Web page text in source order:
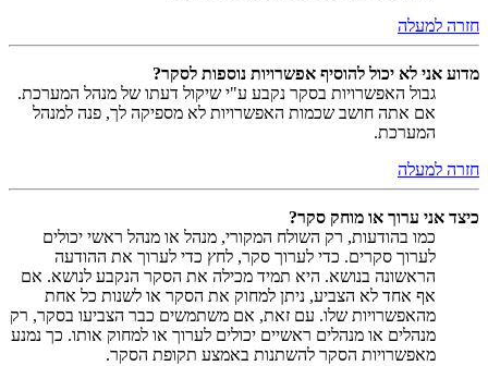
חזרה למעלה
מדוע אני לא יכול להוסיף אפשרויות נוספות לסקר?
גבול האפשרויות בסקר נקבע ע"י שיקול דעתו של מנהל המערכת.
אם אתה חושב שכמות האפשרויות לא מספיקה לך, פנה למנהל
המערכת.
חזרה למעלה
כיצד אני ערוך או מוחק סקר?
כמו בהודעות, רק השולח המקורי, מנהל או מנהל ראשי יכולים
לערוך סקרים. כדי לערוך סקר, לחץ כדי לערוך את ההודעה
הראשונה בנושא. היא תמיד מכילה את הסקר הנקבע לנושא. אם
אף אחד לא הצביע, ניתן למחוק את הסקר או לשנות כל אחת
מהאפשרויות שלו. עם זאת, אם משתמשים כבר הצביעו בסקר, רק
מנהלים או מנהלים ראשיים יכולים לערוך או למחוק אותו. כך נמנע
מאפשרויות הסקר להשתנות באמצע תקופת הסקר.